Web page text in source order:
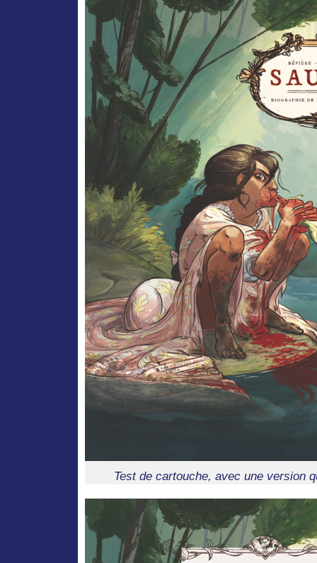
Test de cartouche, avec une version